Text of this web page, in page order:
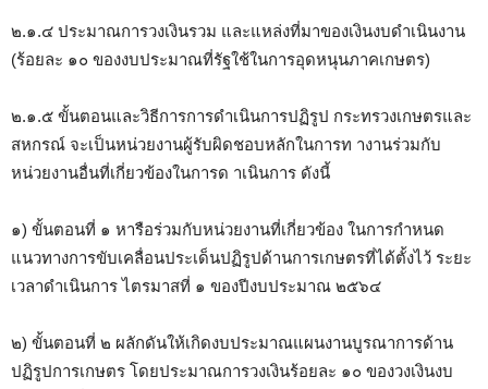
๒.๑.๔ ประมาณการวงเงินรวม และแหล่งที่มาของเงินงบดำเนินงาน
(ร้อยละ ๑๐ ของงบประมาณที่รัฐใช้ในการอุดหนุนภาคเกษตร)
๒.๑.๕ ขั้นตอนและวิธีการการดำเนินการปฏิรูป กระทรวงเกษตรและ
สหกรณ์ จะเป็นหน่วยงานผู้รับผิดชอบหลักในการท างานร่วมกับ
หน่วยงานอื่นที่เกี่ยวข้องในการด าเนินการ ดังนี้
๑) ขั้นตอนที่ ๑ หารือร่วมกับหน่วยงานที่เกี่ยวข้อง ในการกำหนด
แนวทางการขับเคลื่อนประเด็นปฏิรูปด้านการเกษตรที่ได้ตั้งไว้ ระยะ
เวลาดำเนินการ ไตรมาสที่ ๑ ของปีงบประมาณ ๒๕๖๔
๒) ขั้นตอนที่ ๒ ผลักดันให้เกิดงบประมาณแผนงานบูรณาการด้าน
ปฏิรูปการเกษตร โดยประมาณการวงเงินร้อยละ ๑๐ ของวงเงินงบ